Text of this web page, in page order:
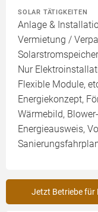
SOLAR TÄTIGKEITEN
Anlage &
Vermietung /
Nur
Flexible Module,
Energiekonzept,
Wärmebild,
Energieausweis,
Jetzt Betriebe für